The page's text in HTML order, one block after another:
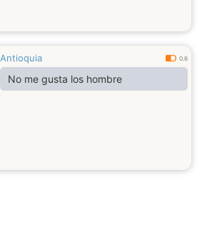
Antioquia 0.6
No me gusta los hombre